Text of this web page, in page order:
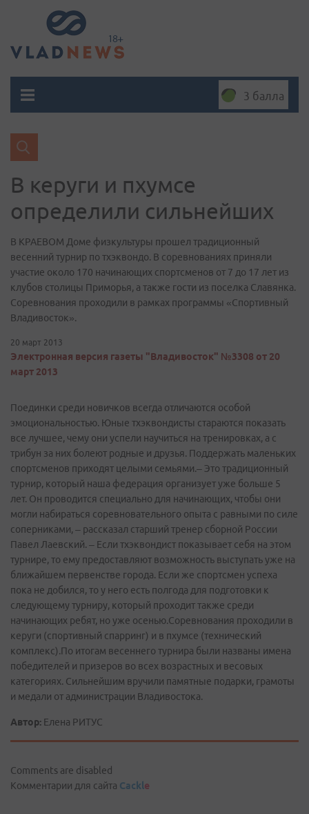
3 балла
В керуги и пхумсе
определили сильнейших
В КРАЕВОМ Доме физкультуры прошел традиционный
весенний турнир по тхэквондо. В соревнованиях приняли
участие около 170 начинающих спортсменов от 7 до 17 лет из
клубов столицы Приморья, а также гости из поселка Славянка.
Соревнования проходили в рамках программы «Спортивный
Владивосток».
20 март 2013
Электронная версия газеты "Владивосток" №3308 от 20
март 2013
Поединки среди новичков всегда отличаются особой
эмоциональностью. Юные тхэквондисты стараются показать
все лучшее, чему они успели научиться на тренировках, а с
трибун за них болеют родные и друзья. Поддержать маленьких
спортсменов приходят целыми семьями.– Это традиционный
турнир, который наша федерация организует уже больше 5
лет. Он проводится специально для начинающих, чтобы они
могли набираться соревновательного опыта с равными по силе
соперниками, – рассказал старший тренер сборной России
Павел Лаевский. – Если тхэквондист показывает себя на этом
турнире, то ему предоставляют возможность выступать уже на
ближайшем первенстве города. Если же спортсмен успеха
пока не добился, то у него есть полгода для подготовки к
следующему турниру, который проходит также среди
начинающих ребят, но уже осенью.Соревнования проходили в
керуги (спортивный спарринг) и в пхумсе (технический
комплекс).По итогам весеннего турнира были названы имена
победителей и призеров во всех возрастных и весовых
категориях. Сильнейшим вручили памятные подарки, грамоты
и медали от администрации Владивостока.
Автор: Елена РИТУС
Comments are disabled
Комментарии для сайта Cackle